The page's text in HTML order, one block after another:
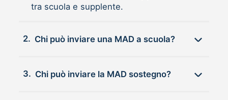
tra scuola e supplente.
2. Chi può inviare una MAD a scuola?
3. Chi può inviare la MAD sostegno?